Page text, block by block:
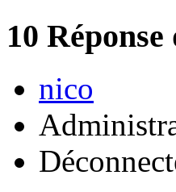
10 Réponse
nico